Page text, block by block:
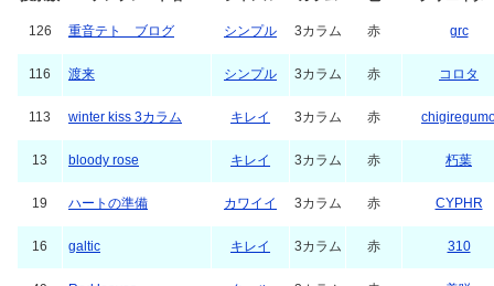
126 重音テト ブログ シンプル 3カラム 赤 grc
116 渡来 シンプル 3カラム 赤 コロタ
113 winter kiss 3カラム キレイ 3カラム 赤
13 bloody rose キレイ 3カラム 赤 朽葉
19 ハートの準備 カワイイ 3カラム 赤 CYPHR